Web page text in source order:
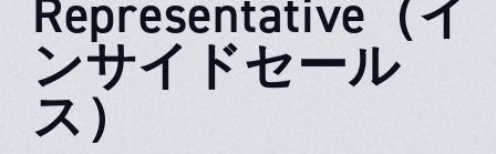
Representative（イ
ンサイドセール
ス）